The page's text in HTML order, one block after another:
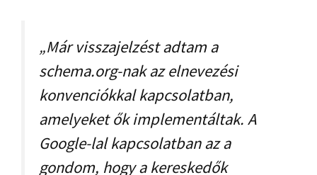
„Már visszajelzést adtam a
schema.org-nak az elnevezési
konvenciókkal kapcsolatban,
amelyeket ők implementáltak. A
Google-lal kapcsolatban az a
gondom, hogy a kereskedők